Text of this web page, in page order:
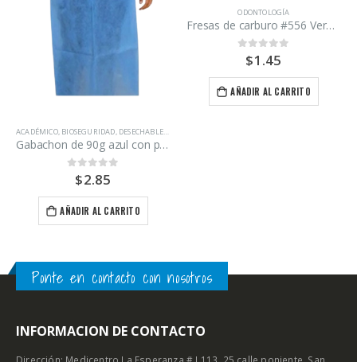
ACADÉMICO, BIOSEGURIDAD, DESECHABLES ,
Gabachon de 90g azul con puño blanco
out of 5
$2.85
AÑADIR AL CARRITO
ODONTOLOGÍA
Fresas de carburo #556 Verdent
out of 5
$1.45
AÑADIR AL CARRITO
Ponte en contacto con nosotros
INFORMACION DE CONTACTO
Dirección: Medicentro La Esperanza # L113. 25 calle poniente, San